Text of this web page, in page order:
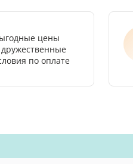
цены
по оплате